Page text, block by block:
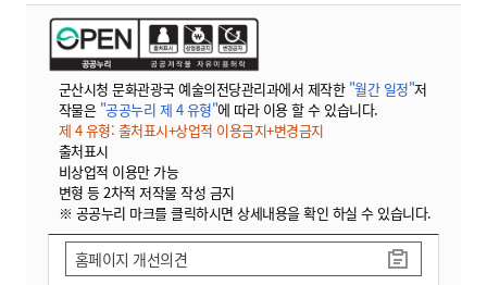
군산시청 문화관광국 예술의전당관리과에서 제작한 "월간 일정"저
작물은 "공공누리 제 4 유형"에 따라 이용 할 수 있습니다.
제 4 유형: 출처표시+상업적 이용금지+변경금지
출처표시
비상업적 이용만 가능
변형 등 2차적 저작물 작성 금지
※ 공공누리 마크를 클릭하시면 상세내용을 확인 하실 수 있습니다.
홈페이지 개선의견